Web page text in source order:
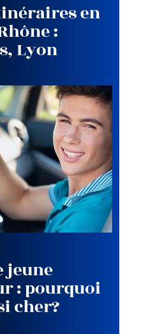
en
:
Lyon
jeune
: pourquoi
cher?